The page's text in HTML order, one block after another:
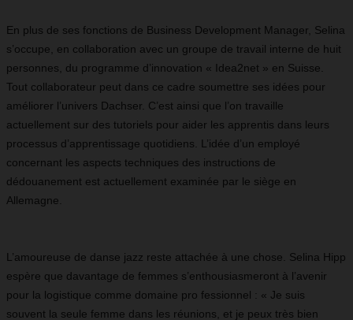
En plus de ses fonctions de Business Development Manager, Selina
s’occupe, en collaboration avec un groupe de travail interne de huit
personnes, du programme d’innovation « Idea2net » en Suisse.
Tout collaborateur peut dans ce cadre soumettre ses idées pour
améliorer l’univers Dachser. C’est ainsi que l’on travaille
actuellement sur des tutoriels pour aider les apprentis dans leurs
processus d’apprentissage quotidiens. L’idée d’un employé
concernant les aspects techniques des instructions de
dédouanement est actuellement examinée par le siège en
Allemagne.
L’amoureuse de danse jazz reste attachée à une chose. Selina Hipp
espère que davantage de femmes s’enthousiasmeront à l’avenir
pour la logistique comme domaine pro fessionnel : « Je suis
souvent la seule femme dans les réunions, et je peux très bien